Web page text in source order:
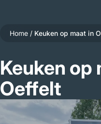
Home / Keuken op maat in
Keuken op
Oeffelt